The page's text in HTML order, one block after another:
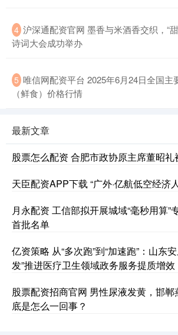
4 沪深通配资官网 墨香与米酒香交织，“
诗词大会成功举办
5 唯信网配资平台 2025年6月24日全国主
（鲜食）价格行情
最新文章
股票怎么配资 合肥市政协原主席董昭礼
天臣配资APP下载 “广外·亿航低空经济
月永配资 工信部拟开展城域“毫秒用算”
首批名单
亿资策略 从“多次跑”到“加速跑”：山东
发”推进医疗卫生领域政务服务提质增效
股票配资招商官网 男性尿液发黄，邯
底是怎么一回事？